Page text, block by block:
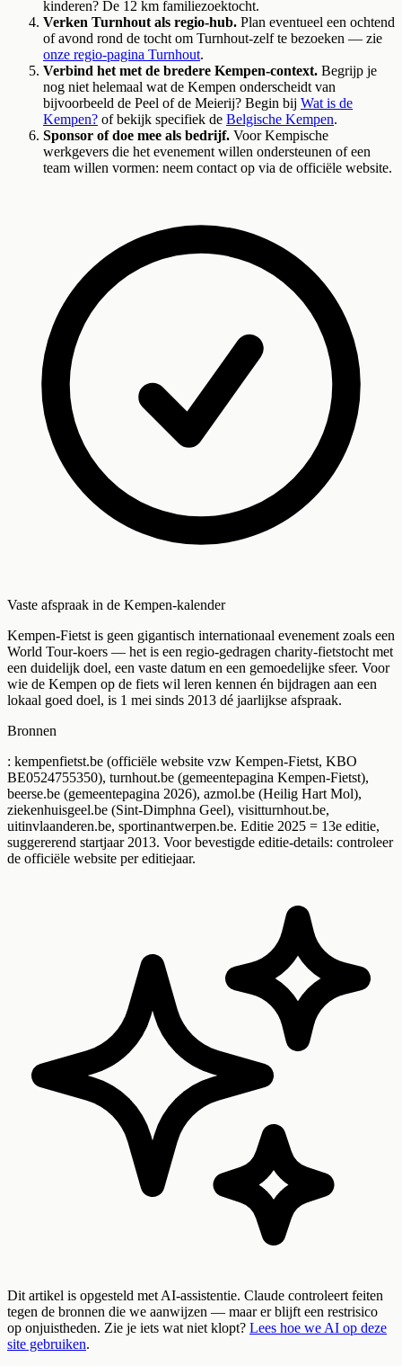
kinderen? De 12 km familiezoektocht.
Verken Turnhout als regio-hub. Plan eventueel een ochtend
of avond rond de tocht om Turnhout-zelf te bezoeken — zie
onze regio-pagina Turnhout.
Verbind het met de bredere Kempen-context. Begrijp je
nog niet helemaal wat de Kempen onderscheidt van
bijvoorbeeld de Peel of de Meierij? Begin bij Wat is de
Kempen? of bekijk specifiek de Belgische Kempen.
Sponsor of doe mee als bedrijf. Voor Kempische
werkgevers die het evenement willen ondersteunen of een
team willen vormen: neem contact op via de officiële website.
Vaste afspraak in de Kempen-kalender
Kempen-Fietst is geen gigantisch internationaal evenement zoals een
World Tour-koers — het is een regio-gedragen charity-fietstocht met
een duidelijk doel, een vaste datum en een gemoedelijke sfeer. Voor
wie de Kempen op de fiets wil leren kennen én bijdragen aan een
lokaal goed doel, is 1 mei sinds 2013 dé jaarlijkse afspraak.
Bronnen
: kempenfietst.be (officiële website vzw Kempen-Fietst, KBO
BE0524755350), turnhout.be (gemeentepagina Kempen-Fietst),
beerse.be (gemeentepagina 2026), azmol.be (Heilig Hart Mol),
ziekenhuisgeel.be (Sint-Dimphna Geel), visitturnhout.be,
uitinvlaanderen.be, sportinantwerpen.be. Editie 2025 = 13e editie,
suggererend startjaar 2013. Voor bevestigde editie-details: controleer
de officiële website per editiejaar.
Dit artikel is opgesteld met AI-assistentie. Claude controleert feiten
tegen de bronnen die we aanwijzen — maar er blijft een restrisico
op onjuistheden. Zie je iets wat niet klopt? Lees hoe we AI op deze
site gebruiken.